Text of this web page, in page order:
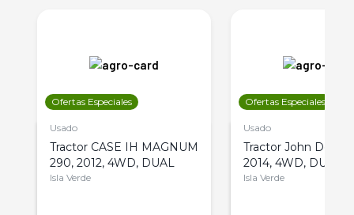
Ofertas Especiales
Usado
Tractor CASE IH MAGNUM
290, 2012, 4WD, DUAL
Isla Verde
Ofertas Especiales
Usado
Tractor John Deere
2014, 4WD, DUAL
Isla Verde